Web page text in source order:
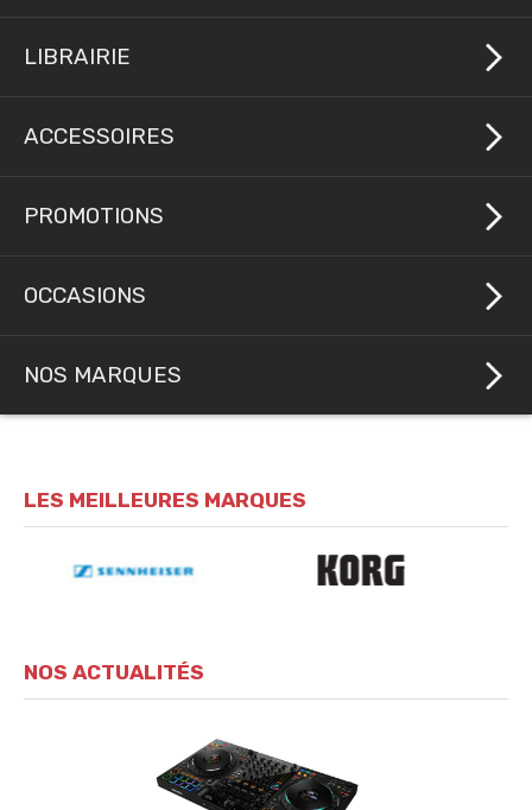
LIBRAIRIE
ACCESSOIRES
PROMOTIONS
OCCASIONS
NOS MARQUES
LES MEILLEURES MARQUES
NOS ACTUALITÉS